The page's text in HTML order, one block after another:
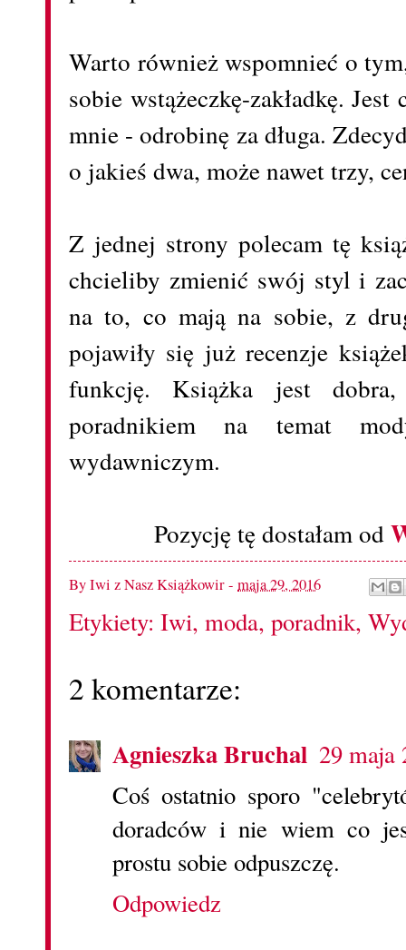
Warto również wspomnieć o
sobie wstążeczkę-zakładkę.
mnie - odrobinę za długa.
o jakieś dwa, może nawet trzy,
Z jednej strony polecam tę
chcieliby zmienić swój styl i
na to, co mają na sobie, z
pojawiły się już recenzje
funkcję. Książka jest
poradnikiem na temat
wydawniczym.
Pozycję tę dostałam od
ByIwi z Nasz Książkowir- maja 29, 2016
Etykiety: Iwi, moda, poradnik,
2 komentarze:
Agnieszka Bruchal 29 maja
Coś ostatnio sporo
doradców i nie wiem co
prostu sobie odpuszczę.
Odpowiedz